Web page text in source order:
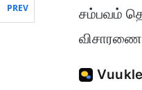
சம்பவம்
PREV